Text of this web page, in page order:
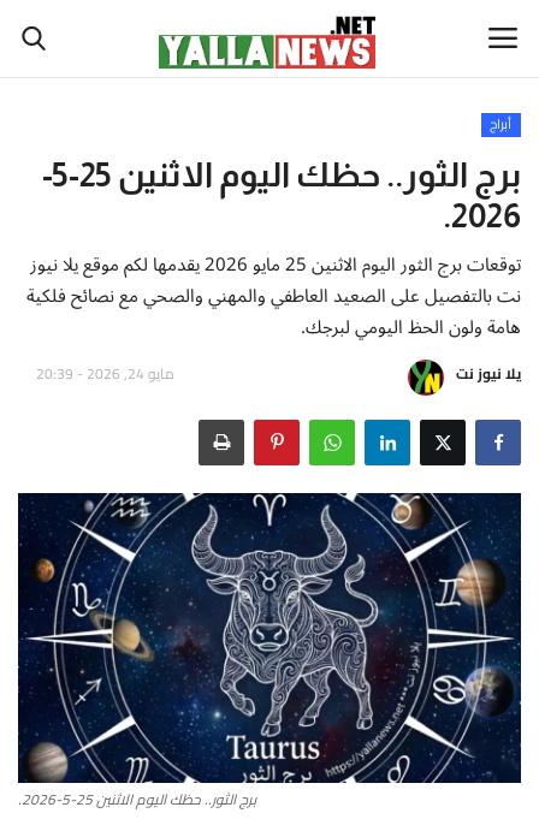
أخبار العالم
أخبار الوطن العربي
سياسة واقتصاد
رياضة
تكنولوجيا وعلوم
صحة ولياقة
أطباق من المطابخ العربية
سياحة وسفر
منوعات عامة
جاليري الفن التشكيلي
أبراج
برج الثور.. حظك اليوم الاثنين 25-5-
2026.
توقعات برج الثور اليوم الاثنين 25 مايو 2026 يقدمها لكم موقع يلا نيوز
نت بالتفصيل على الصعيد العاطفي والمهني والصحي مع نصائح فلكية
هامة ولون الحظ اليومي لبرجك.
يلا نيوز نت مايو 24, 2026 - 20:39
برج الثور.. حظك اليوم الاثنين 25-5-2026.